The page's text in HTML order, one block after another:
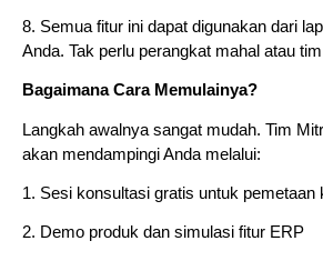
8. Semua fitur ini dapat digunakan dari
Anda. Tak perlu perangkat mahal atau
Bagaimana Cara Memulainya?
Langkah awalnya sangat mudah. Tim
akan mendampingi Anda melalui:
1. Sesi konsultasi gratis untuk pemetaan
2. Demo produk dan simulasi fitur ERP